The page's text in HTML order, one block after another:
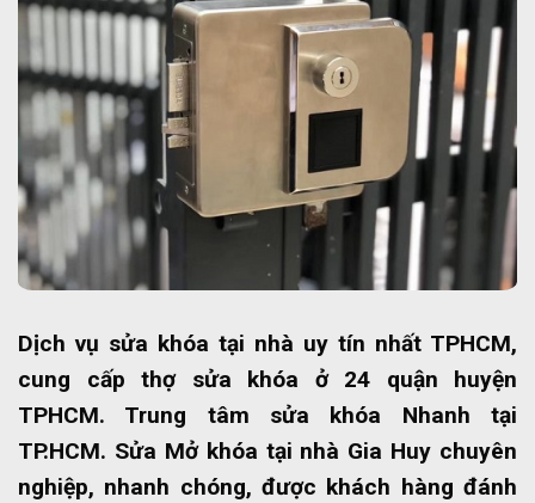
Dịch vụ sửa khóa tại nhà uy tín nhất TPHCM,
cung cấp thợ sửa khóa ở 24 quận huyện
TPHCM. Trung tâm sửa khóa Nhanh tại
TP.HCM. Sửa Mở khóa tại nhà Gia Huy chuyên
nghiệp, nhanh chóng, được khách hàng đánh